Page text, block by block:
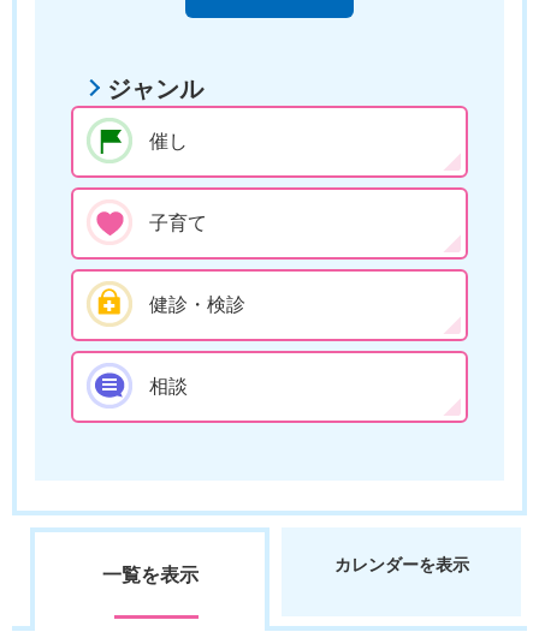
ジャンル
催し
子育て
健診・検診
相談
一覧を表示 カレンダーを表示